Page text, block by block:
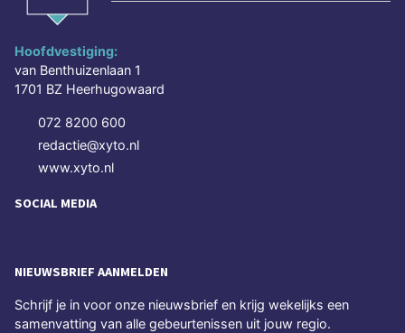
Hoofdvestiging:
van Benthuizenlaan 1
1701 BZ Heerhugowaard
072 8200 600
redactie@xyto.nl
www.xyto.nl
SOCIAL MEDIA
NIEUWSBRIEF AANMELDEN
Schrijf je in voor onze nieuwsbrief en krijg wekelijks een
samenvatting van alle gebeurtenissen uit jouw regio.